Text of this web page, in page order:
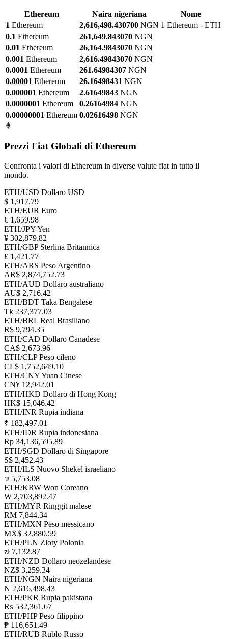
Ethereum Naira nigeriana
Nome
1 Ethereum 2,616,498.430700 NGN 1 Ethereum - ETH
0.1 Ethereum 261,649.843070 NGN
0.01 Ethereum 26,164.9843070 NGN
0.001 Ethereum 2,616.49843070 NGN
0.0001 Ethereum 261.64984307 NGN
0.00001 Ethereum 26.16498431 NGN
0.000001 Ethereum 2.61649843 NGN
0.0000001 Ethereum 0.26164984 NGN
0.00000001 Ethereum 0.02616498 NGN
Prezzi Fiat Globali di Ethereum
Confronta i valori di Ethereum in diverse valute fiat in tutto il
mondo.
ETH/USD Dollaro USD
$ 1,917.79
ETH/EUR Euro
€ 1,659.98
ETH/JPYYen
¥ 302,879.82
ETH/GBP Sterlina Britannica
£ 1,421.77
ETH/ARS Peso Argentino
AR$ 2,874,752.73
ETH/AUD Dollaro australiano
AU$ 2,716.42
ETH/BDT Taka Bengalese
Tk 237,377.03
ETH/BRL Real Brasiliano
R$ 9,794.35
ETH/CAD Dollaro Canadese
CA$ 2,673.96
ETH/CLP Peso cileno
CL$ 1,752,649.10
ETH/CNYYuan Cinese
CN¥ 12,942.01
ETH/HKD Dollaro di Hong Kong
HK$ 15,046.42
ETH/INR Rupia indiana
₹ 182,497.01
ETH/IDR Rupia indonesiana
Rp 34,136,595.89
ETH/SGD Dollaro di Singapore
S$ 2,452.43
ETH/ILS Nuovo Shekel israeliano
₪ 5,753.08
ETH/KRW Won Coreano
₩ 2,703,892.47
ETH/MYR Ringgit malese
RM 7,844.34
ETH/MXN Peso messicano
MX$ 32,880.59
ETH/PLN Zloty Polonia
zł 7,132.87
ETH/NZD Dollaro neozelandese
NZ$ 3,259.34
ETH/NGN Naira nigeriana
₦ 2,616,498.43
ETH/PKR Rupia pakistana
₨ 532,361.67
ETH/PHP Peso filippino
₱ 116,651.49
ETH/RUB Rublo Russo